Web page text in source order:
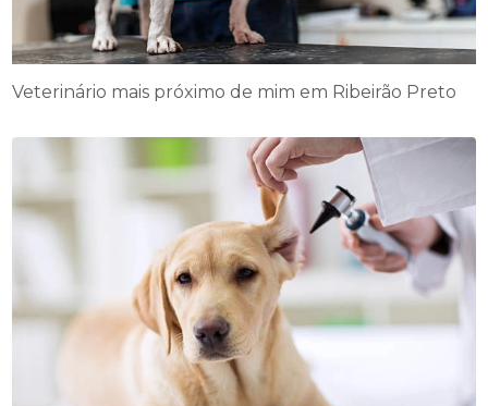
Veterinário mais próximo de mim em Ribeirão Preto